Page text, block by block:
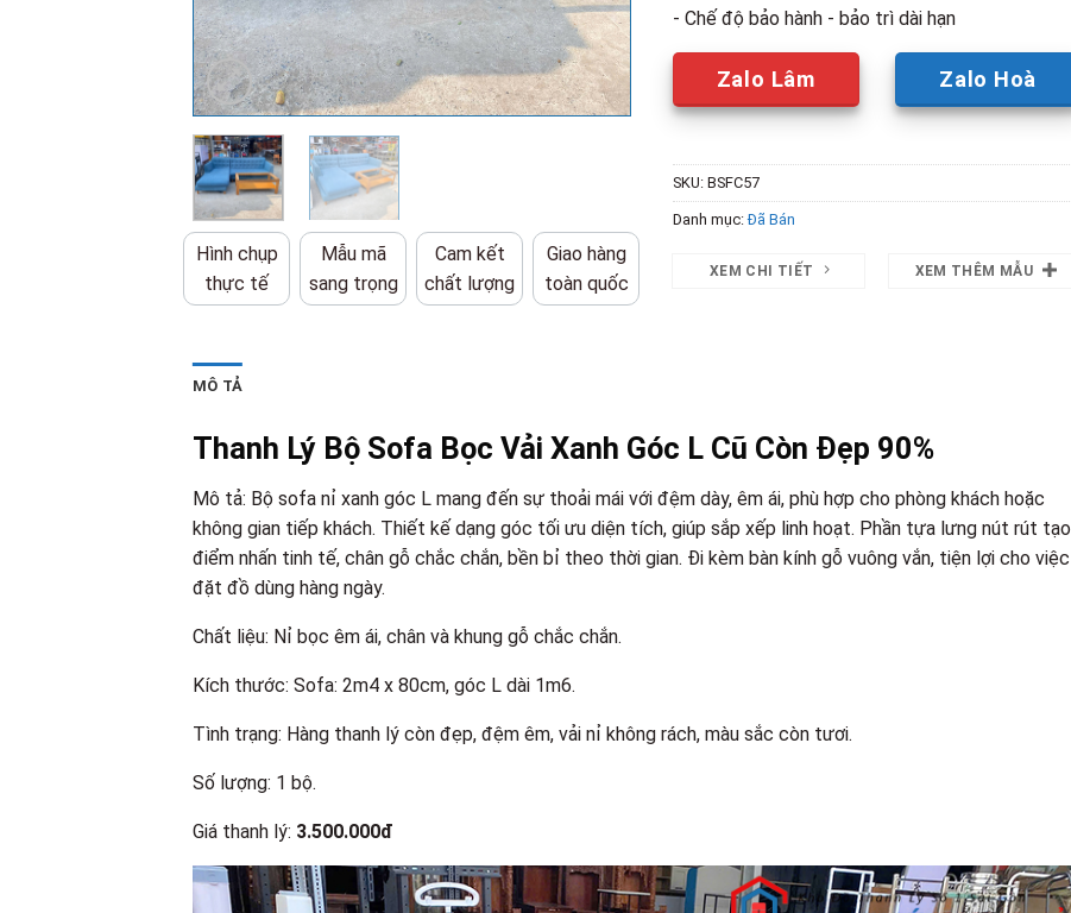
Hình chụp
thực tế
Mẫu mã
sang trọng
Cam kết
chất lượng
Giao hàng
toàn quốc
- Chế độ bảo hành - bảo trì dài hạn
Zalo Lâm Zalo Hoà
SKU: BSFC57
Danh mục:Đã Bán
XEM CHI TIẾT XEM THÊM MẪU
MÔ TẢ
Thanh Lý Bộ Sofa Bọc Vải Xanh Góc L Cũ Còn Đẹp 90%
Mô tả: Bộ sofa nỉ xanh góc L mang đến sự thoải mái với đệm dày, êm ái, phù hợp cho phòng khách hoặc
không gian tiếp khách. Thiết kế dạng góc tối ưu diện tích, giúp sắp xếp linh hoạt. Phần tựa lưng nút rút tạo
điểm nhấn tinh tế, chân gỗ chắc chắn, bền bỉ theo thời gian. Đi kèm bàn kính gỗ vuông vắn, tiện lợi cho việc
đặt đồ dùng hàng ngày.
Chất liệu: Nỉ bọc êm ái, chân và khung gỗ chắc chắn.
Kích thước: Sofa: 2m4 x 80cm, góc L dài 1m6.
Tình trạng: Hàng thanh lý còn đẹp, đệm êm, vải nỉ không rách, màu sắc còn tươi.
Số lượng: 1 bộ.
Giá thanh lý: 3.500.000đ